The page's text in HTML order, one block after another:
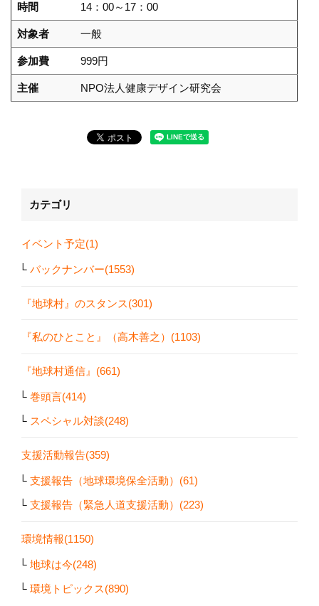
時間 14：00～17：00
対象者 一般
参加費 999円
主催 NPO法人健康デザイン研究会
カテゴリ
イベント予定(1)
バックナンバー(1553)
『地球村』のスタンス(301)
『私のひとこと』（高木善之）(1103)
『地球村通信』(661)
巻頭言(414)
スペシャル対談(248)
支援活動報告(359)
支援報告（地球環境保全活動）(61)
支援報告（緊急人道支援活動）(223)
環境情報(1150)
地球は今(248)
環境トピックス(890)